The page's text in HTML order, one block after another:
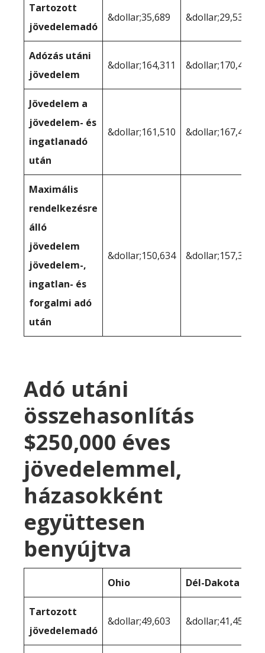
Tartozott
jövedelemadó
&dollar;35,689 &dollar;29,536
Adózás utáni
jövedelem
&dollar;164,311 &dollar;170,464
Jövedelem a
jövedelem- és
ingatlanadó
után
&dollar;161,510 &dollar;167,407
Maximális
rendelkezésre
álló
jövedelem
jövedelem-,
ingatlan- és
forgalmi adó
után
&dollar;150,634 &dollar;157,337
Adó utáni
összehasonlítás
$250,000 éves
jövedelemmel,
házasokként
együttesen
benyújtva
Ohio Dél-Dakota
Tartozott
jövedelemadó
&dollar;49,603 &dollar;41,455